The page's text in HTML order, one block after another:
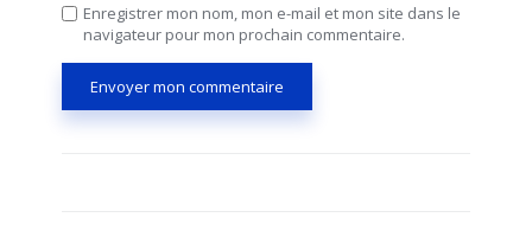
Enregistrer mon nom, mon e-mail et mon site dans le
navigateur pour mon prochain commentaire.